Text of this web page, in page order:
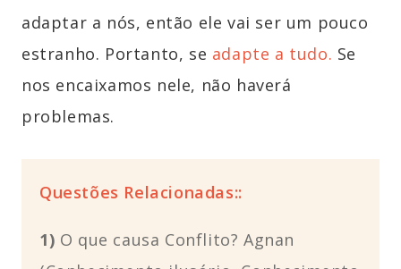
adaptar a nós, então ele vai ser um pouco
estranho. Portanto, se adapte a tudo. Se
nos encaixamos nele, não haverá
problemas.
Questões Relacionadas::
1) O que causa Conflito? Agnan